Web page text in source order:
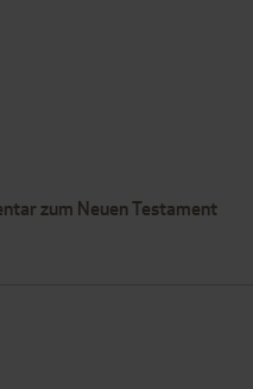
zum Neuen Testament